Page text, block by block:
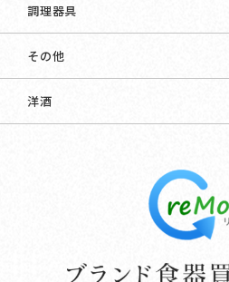
調理器具
その他
洋酒